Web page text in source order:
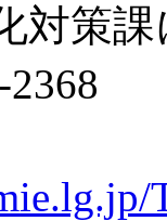
策課
2368